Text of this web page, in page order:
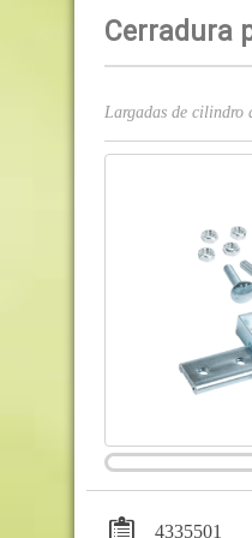
Cerradura
Largadas de cilindro
4335501